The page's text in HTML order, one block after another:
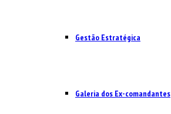
Gestão Estratégica
Galeria dos Ex-comandantes